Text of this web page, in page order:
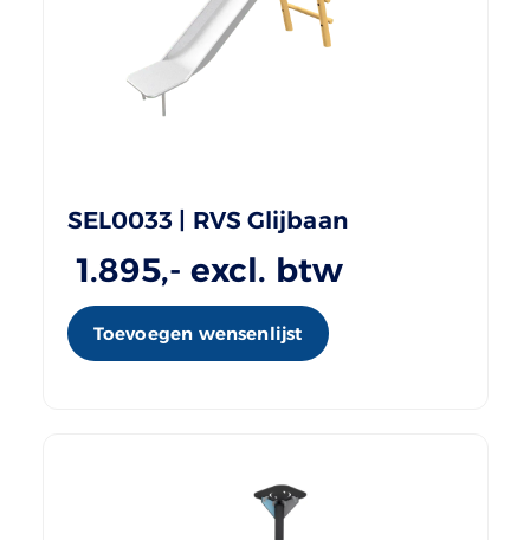
SEL0033 | RVS Glijbaan
1.895,- excl. btw
Toevoegen wensenlijst